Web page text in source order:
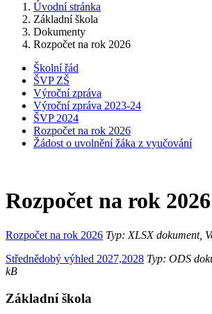
Úvodní stránka
Základní škola
Dokumenty
Rozpočet na rok 2026
Školní řád
ŠVP ZŠ
Výroční zpráva
Výroční zpráva 2023-24
ŠVP 2024
Rozpočet na rok 2026
Žádost o uvolnění žáka z vyučování
Rozpočet na rok 2026
Rozpočet na rok 2026 Typ: XLSX dokument,
Střednědobý výhled 2027,2028 Typ: ODS
kB
Základní škola